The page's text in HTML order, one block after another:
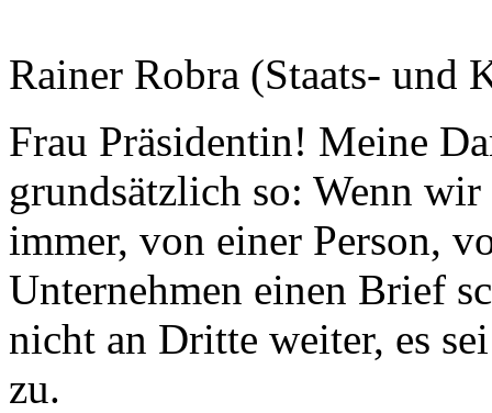
Rainer Robra (Staats-
Frau Präsidentin! Meine
grundsätzlich so: Wenn
immer, von einer Person,
Unternehmen einen Brief
nicht an Dritte weiter, es
zu.